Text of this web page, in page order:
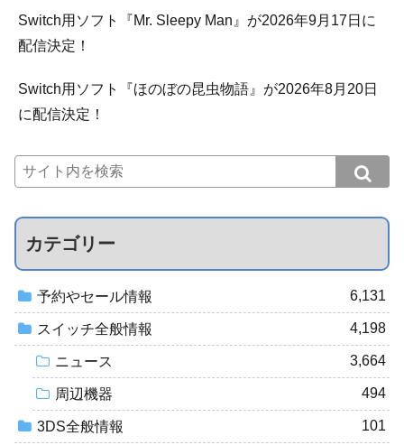
Switch用ソフト『Mr. Sleepy Man』が2026年9月17日に
配信決定！
Switch用ソフト『ほのぼの昆虫物語』が2026年8月20日
に配信決定！
カテゴリー
予約やセール情報 6,131
スイッチ全般情報 4,198
ニュース 3,664
周辺機器 494
3DS全般情報 101